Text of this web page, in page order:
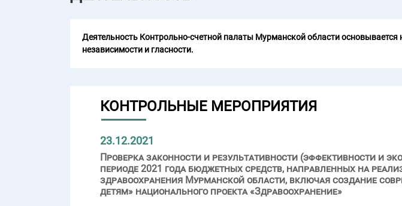
Деятельность Контрольно-счетной палаты Мурманской области
независимости и гласности.
КОНТРОЛЬНЫЕ МЕРОПРИЯТИЯ
23.12.2021
Проверка законности и результативности (эффективности и
периоде 2021 года бюджетных средств, направленных на
здравоохранения Мурманской области, включая создание
детям» национального проекта «Здравоохранение»